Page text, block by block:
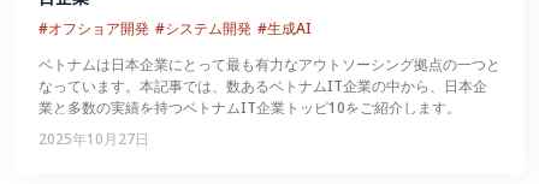
#オフショア開発 #システム開発 #生成AI
ベトナムは日本企業にとって最も有力なアウトソーシング拠点の一つと
なっています。本記事では、数あるベトナムIT企業の中から、日本企
業と多数の実績を持つベトナムIT企業トッピ10をご紹介します。
2025年10月27日